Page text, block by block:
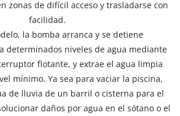
zonas de difícil acceso y trasladarse con
facilidad.
la bomba arranca y se detiene
determinados niveles de agua mediante
flotante, y extrae el agua limpia
mínimo. Ya sea para vaciar la piscina,
de lluvia de un barril o cisterna para el
daños por agua en el sótano o el